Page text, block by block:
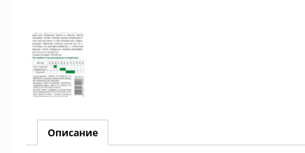
Описание